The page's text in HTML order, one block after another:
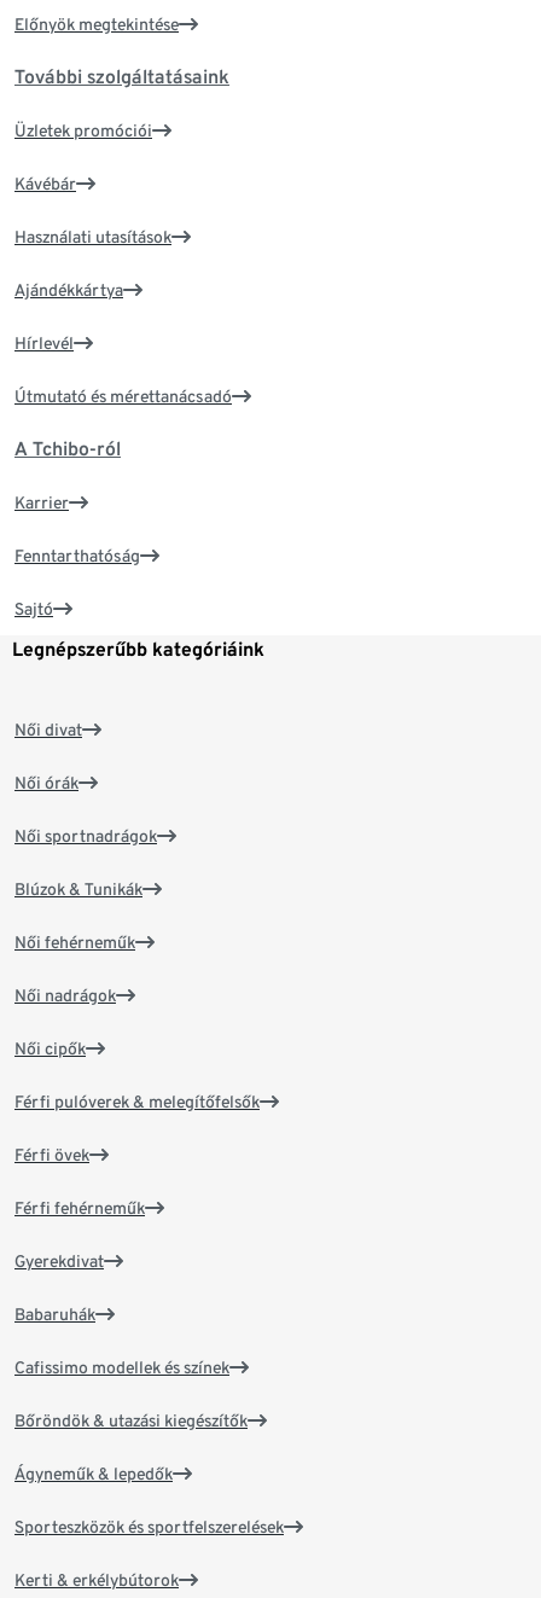
Előnyök megtekintése
További szolgáltatásaink
Üzletek promóciói
Kávébár
Használati utasítások
Ajándékkártya
Hírlevél
Útmutató és mérettanácsadó
A Tchibo-ról
Karrier
Fenntarthatóság
Sajtó
Legnépszerűbb kategóriáink
Női divat
Női órák
Női sportnadrágok
Blúzok & Tunikák
Női fehérneműk
Női nadrágok
Női cipők
Férfi pulóverek & melegítőfelsők
Férfi övek
Férfi fehérneműk
Gyerekdivat
Babaruhák
Cafissimo modellek és színek
Bőröndök & utazási kiegészítők
Ágyneműk & lepedők
Sporteszközök és sportfelszerelések
Kerti & erkélybútorok